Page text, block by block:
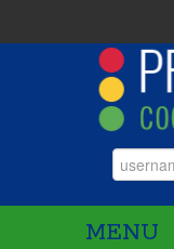
MENU